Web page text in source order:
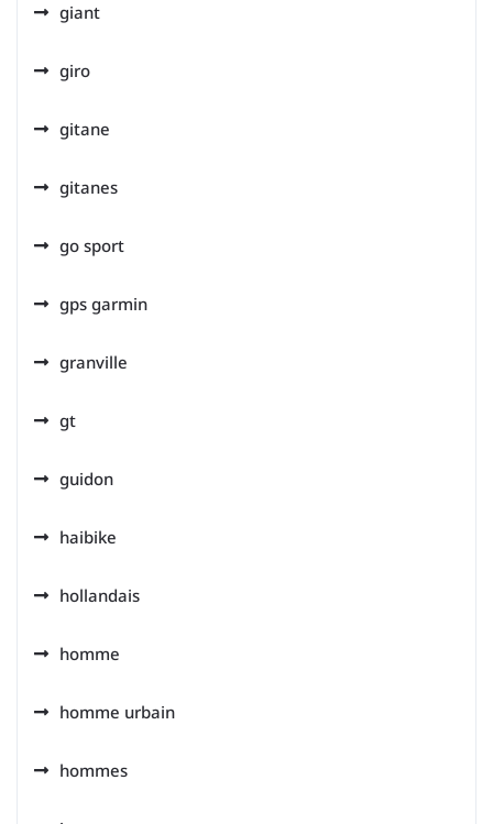
giant
giro
gitane
gitanes
go sport
gps garmin
granville
gt
guidon
haibike
hollandais
homme
homme urbain
hommes